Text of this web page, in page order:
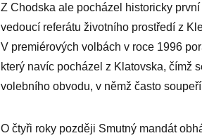
Z Chodska ale pocházel historicky
vedoucí referátu životního prostředí z
V premiérových volbách v roce 1996
který navíc pocházel z Klatovska, čímž
volebního obvodu, v němž často
O čtyři roky později Smutný mandát